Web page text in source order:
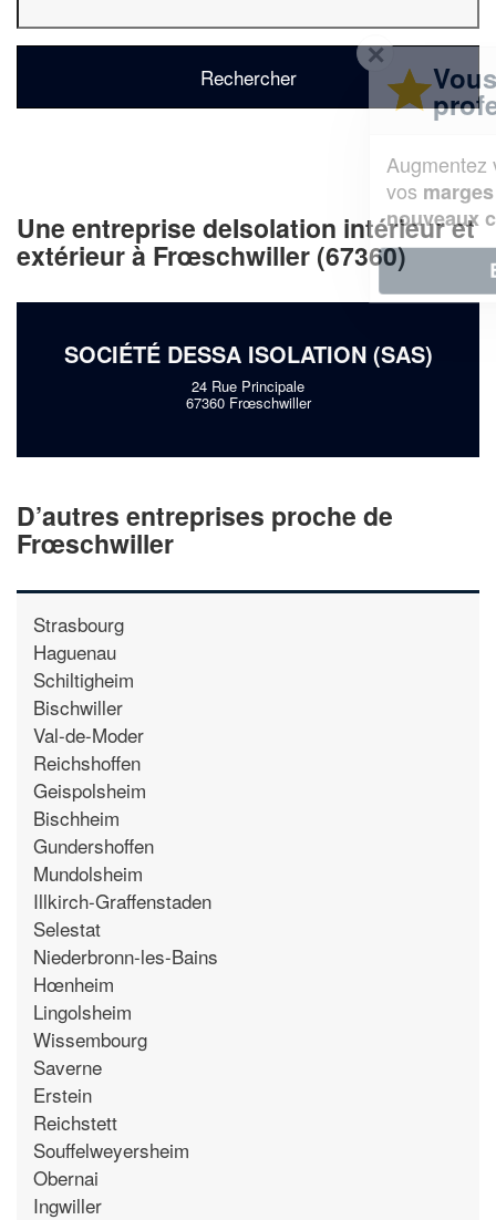
Une entreprise deIsolation intérieur et
extérieur à Frœschwiller (67360)
SOCIÉTÉ DESSA ISOLATION (SAS)
24 Rue Principale
67360 Frœschwiller
D’autres entreprises proche de
Frœschwiller
Strasbourg
Haguenau
Schiltigheim
Bischwiller
Val-de-Moder
Reichshoffen
Geispolsheim
Bischheim
Gundershoffen
Mundolsheim
Illkirch-Graffenstaden
Selestat
Niederbronn-les-Bains
Hœnheim
Lingolsheim
Wissembourg
Saverne
Erstein
Reichstett
Souffelweyersheim
Obernai
Ingwiller
✕
Vous êtes un
professionnel ?
chiffre d'affaireset
tout en gagnant de
nouveaux clients!
En savoir plus